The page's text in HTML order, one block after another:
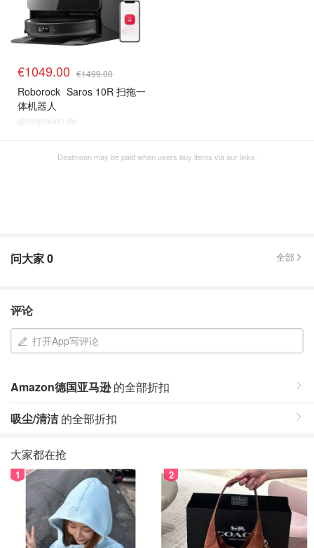
€1049.00 €1499.00
Roborock Saros 10R 扫拖一
体机器人
@dealmoon.de
Dealmoon may be paid when users buy items via our links.
问大家0 全部
评论
打开App写评论
Amazon德国亚马逊的全部折扣
吸尘/清洁的全部折扣
大家都在抢
1 2